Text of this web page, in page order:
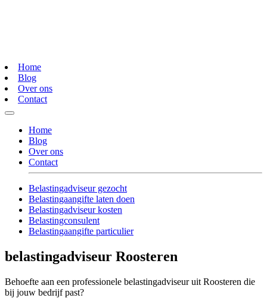
Home
Blog
Over ons
Contact
Home
Blog
Over ons
Contact
Belastingadviseur gezocht
Belastingaangifte laten doen
Belastingadviseur kosten
Belastingconsulent
Belastingaangifte particulier
belastingadviseur Roosteren
Behoefte aan een professionele belastingadviseur uit Roosteren die
bij jouw bedrijf past?